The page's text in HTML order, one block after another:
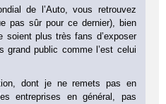
de l’Auto, vous retrouvez
pas sûr pour ce dernier), bien
soient plus très fans d’exposer
public comme l’est celui
dont je ne remets pas en
entreprises en général, pas